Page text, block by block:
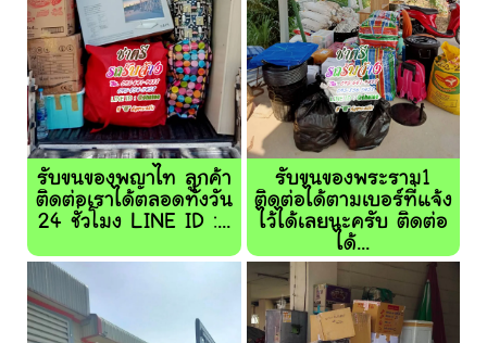
รับขนของพญาไท ลูกค้า
ติดต่อเราได้ตลอดทั้งวัน
24 ชั่วโมง LINE ID :...
รับขนของพระราม1
ติดต่อได้ตามเบอร์ที่แจ้ง
ไว้ได้เลยนะครับ ติดต่อ
ได้...